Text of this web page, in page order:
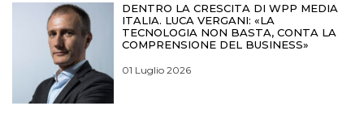
DENTRO LA CRESCITA DI WPP MEDIA
ITALIA. LUCA VERGANI: «LA
TECNOLOGIA NON BASTA, CONTA LA
COMPRENSIONE DEL BUSINESS»
01 Luglio 2026